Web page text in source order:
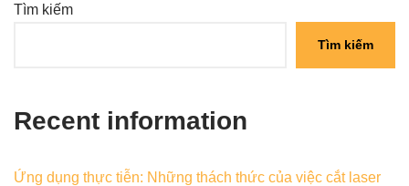
Tìm kiếm
Tìm kiếm
Recent information
Ứng dụng thực tiễn: Những thách thức của việc cắt laser